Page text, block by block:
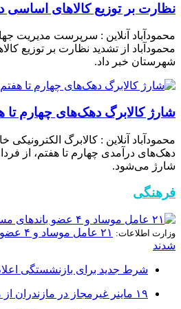
نظارت بر توزیع کالا‌های اساسی
محمودآباد آنلاین : سرپرست مدیریت
محمودآباد از تشدید نظارت بر توزیع
شهرستان خبر داد.
شارژ کالابرگ دهک‌های چهارم تا هفتم از
محمودآباد آنلاین : کالابرگ
شارژ می‌شود.
فرهنگی
وزارت اطلاعات:
۲۱
شدند
شرط جدید برای بازنشستگی
۱۹ ماینر غیرمجاز در مازندران از مدار خارج شد